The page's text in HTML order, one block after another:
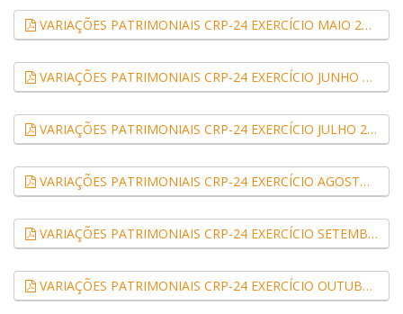
VARIAÇÕES PATRIMONIAIS CRP-24 EXERCÍCIO MAIO 2022 (.pdf, 0,09 MB)
VARIAÇÕES PATRIMONIAIS CRP-24 EXERCÍCIO JUNHO 2022 (.pdf, 0,09 MB)
VARIAÇÕES PATRIMONIAIS CRP-24 EXERCÍCIO JULHO 2022 (.pdf, 0,09 MB)
VARIAÇÕES PATRIMONIAIS CRP-24 EXERCÍCIO AGOSTO 2022 (.pdf, 0,09 MB)
VARIAÇÕES PATRIMONIAIS CRP-24 EXERCÍCIO SETEMBRO 2022 (.pdf, 0,09 MB)
VARIAÇÕES PATRIMONIAIS CRP-24 EXERCÍCIO OUTUBRO 2022 (.pdf, 0,09 MB)